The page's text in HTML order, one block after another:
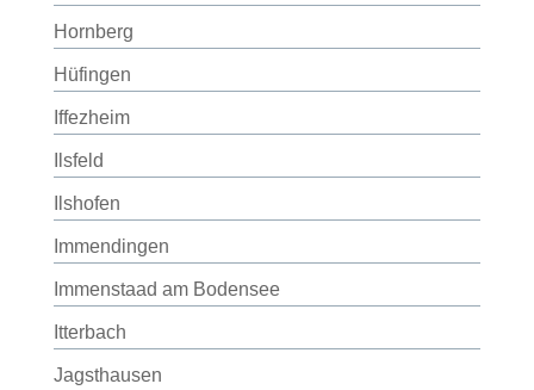
Hornberg
Hüfingen
Iffezheim
Ilsfeld
Ilshofen
Immendingen
Immenstaad am Bodensee
Itterbach
Jagsthausen